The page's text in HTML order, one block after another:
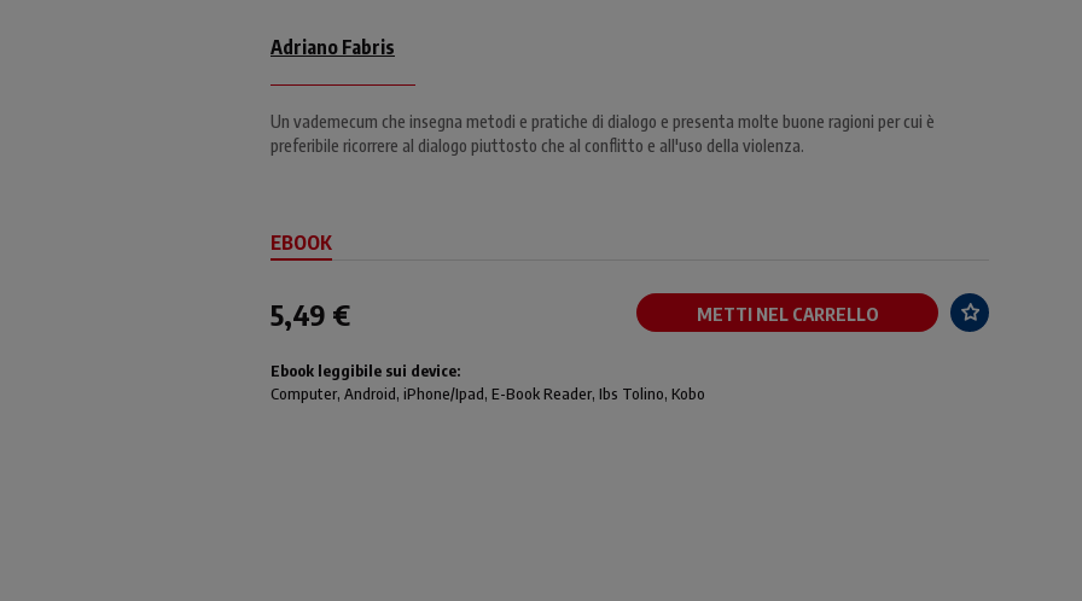
Adriano Fabris
Un vademecum che insegna metodi e pratiche di dialogo e presenta molte buone ragioni per cui è
preferibile ricorrere al dialogo piuttosto che al conflitto e all'uso della violenza.
EBOOK
5,49 € METTI NEL CARRELLO
Ebook leggibile sui device:
Computer, Android, iPhone/Ipad, E-Book Reader, Ibs Tolino, Kobo